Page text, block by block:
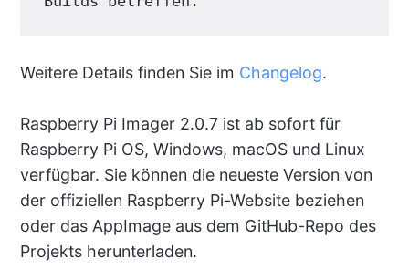
Weitere Details finden Sie im Changelog.
Raspberry Pi Imager 2.0.7 ist ab sofort für
Raspberry Pi OS, Windows, macOS und Linux
verfügbar. Sie können die neueste Version von
der offiziellen Raspberry Pi-Website beziehen
oder das AppImage aus dem GitHub-Repo des
Projekts herunterladen.